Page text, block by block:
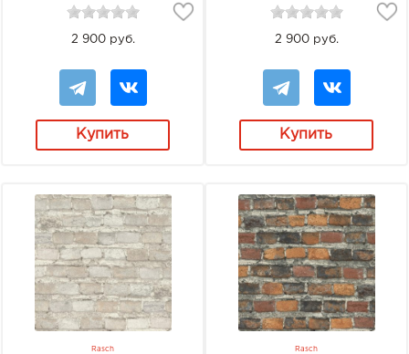
2 900 руб.
Купить
2 900 руб.
Купить
Rasch Rasch